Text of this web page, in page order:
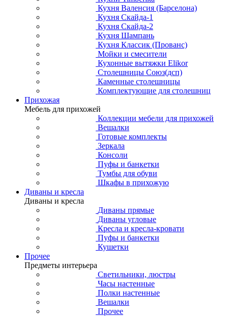
Кухня Валенсия (Барселона)
Кухня Скайда-1
Кухня Скайда-2
Кухня Шампань
Кухня Классик (Прованс)
Мойки и смесители
Кухонные вытяжки Elikor
Столешницы Союз(дсп)
Каменные столешницы
Комплектующие для столешниц
Прихожая
Мебель для прихожей
Коллекции мебели для прихожей
Вешалки
Готовые комплекты
Зеркала
Консоли
Пуфы и банкетки
Тумбы для обуви
Шкафы в прихожую
Диваны и кресла
Диваны и кресла
Диваны прямые
Диваны угловые
Кресла и кресла-кровати
Пуфы и банкетки
Кушетки
Прочее
Предметы интерьера
Светильники, люстры
Часы настенные
Полки настенные
Вешалки
Прочее